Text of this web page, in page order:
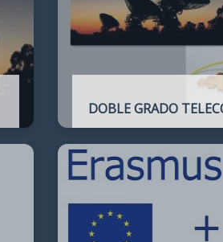
DOBLE GRADO
Ingeniería de
Administración y